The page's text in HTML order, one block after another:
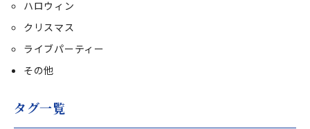
ハロウィン
クリスマス
ライブパーティー
その他
タグ一覧